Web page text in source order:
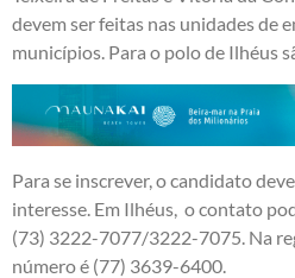
devem ser feitas nas unidades de
municípios. Para o polo de Ilhéus
Para se inscrever, o candidato
interesse. Em Ilhéus, o contato
(73) 3222-7077/3222-7075. Na
número é (77) 3639-6400.